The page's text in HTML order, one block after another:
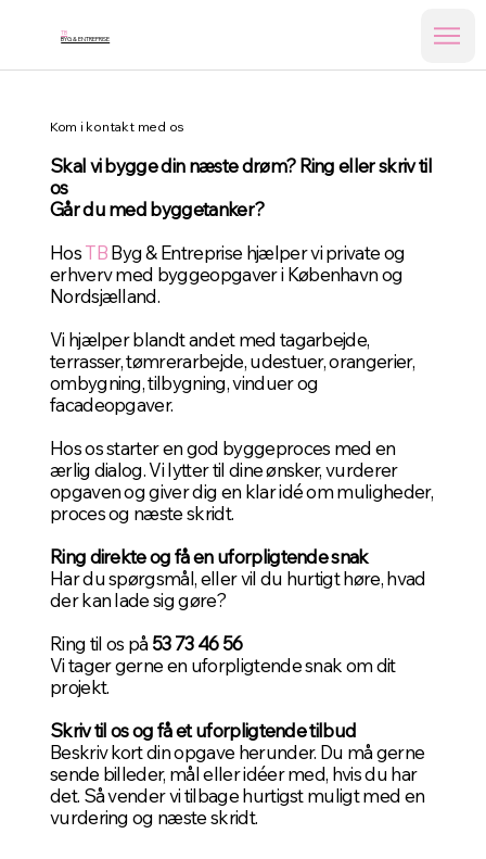
TB
BYG & ENTREPRISE
Kom i kontakt med os
Skal vi bygge din næste drøm? Ring eller skriv til
os
Går du med byggetanker?
HosTBByg & Entreprise hjælper vi private og
erhverv med byggeopgaver i København og
Nordsjælland.
Vi hjælper blandt andet med tagarbejde,
terrasser, tømrerarbejde, udestuer, orangerier,
ombygning, tilbygning, vinduer og
facadeopgaver.
Hos os starter en god byggeproces med en
ærlig dialog. Vi lytter til dine ønsker, vurderer
opgaven og giver dig en klar idé om muligheder,
proces og næste skridt.
Ring direkte og få en uforpligtende snak
Har du spørgsmål, eller vil du hurtigt høre, hvad
der kan lade sig gøre?
Ring til os på53 73 46 56
Vi tager gerne en uforpligtende snak om dit
projekt.
Skriv til os og få et uforpligtende tilbud
Beskriv kort din opgave herunder. Du må gerne
sende billeder, mål eller idéer med, hvis du har
det. Så vender vi tilbage hurtigst muligt med en
vurdering og næste skridt.